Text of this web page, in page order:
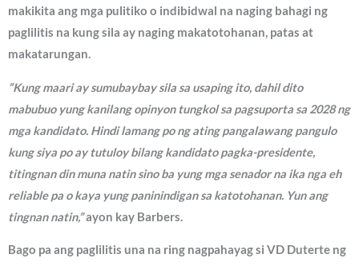
makikita ang mga pulitiko o indibidwal na naging bahagi ng
paglilitis na kung sila ay naging makatotohanan, patas at
makatarungan.
“Kung maari ay sumubaybay sila sa usaping ito, dahil dito
mabubuo yung kanilang opinyon tungkol sa pagsuporta sa 2028 ng
mga kandidato. Hindi lamang po ng ating pangalawang pangulo
kung siya po ay tutuloy bilang kandidato pagka-presidente,
titingnan din muna natin sino ba yung mga senador na ika nga eh
reliable pa o kaya yung paninindigan sa katotohanan. Yun ang
tingnan natin,”ayon kay Barbers.
Bago pa ang paglilitis una na ring nagpahayag si VD Duterte ng